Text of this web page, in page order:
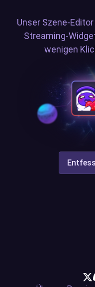
Unser Szene-
Streaming-
wenigen